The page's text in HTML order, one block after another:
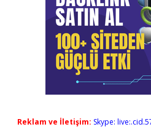
Reklam ve İletişim: Skype: